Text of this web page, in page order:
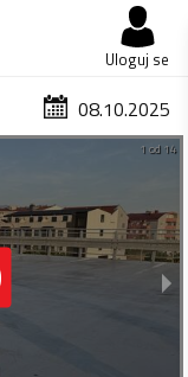
Uloguj se
08.10.2025
1 od 14